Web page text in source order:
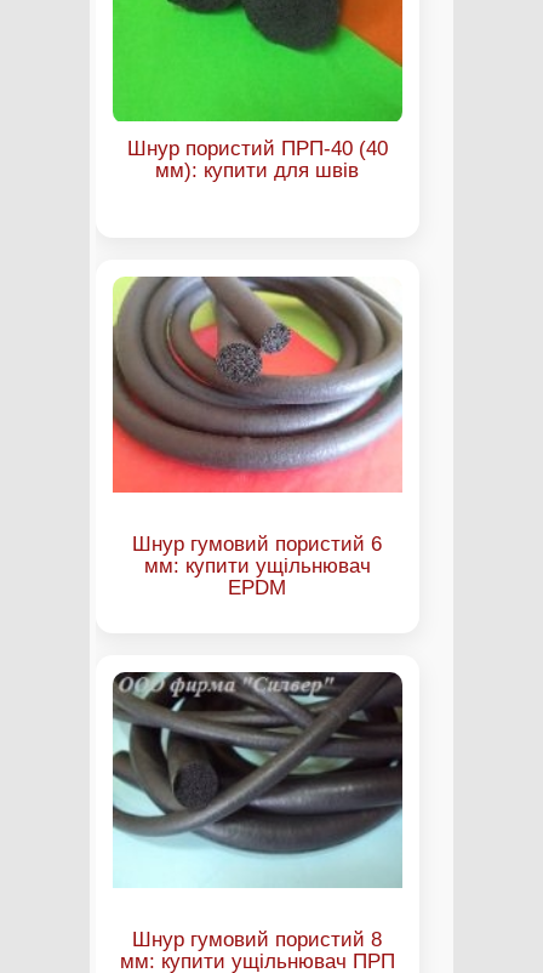
Шнур пористий ПРП-40 (40
мм): купити для швів
Шнур гумовий пористий 6
мм: купити ущільнювач
EPDM
Шнур гумовий пористий 8
мм: купити ущільнювач ПРП